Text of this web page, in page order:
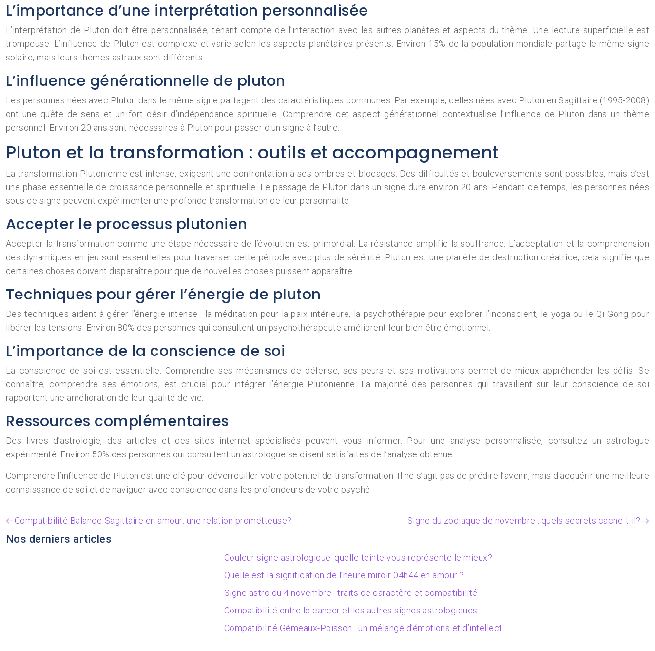
L’importance d’une interprétation personnalisée
L’interprétation de Pluton doit être personnalisée, tenant compte de l’interaction avec les autres planètes et aspects du thème. Une lecture superficielle est
trompeuse. L’influence de Pluton est complexe et varie selon les aspects planétaires présents. Environ 15% de la population mondiale partage le même signe
solaire, mais leurs thèmes astraux sont différents.
L’influence générationnelle de pluton
Les personnes nées avec Pluton dans le même signe partagent des caractéristiques communes. Par exemple, celles nées avec Pluton en Sagittaire (1995-2008)
ont une quête de sens et un fort désir d’indépendance spirituelle. Comprendre cet aspect générationnel contextualise l’influence de Pluton dans un thème
personnel. Environ 20 ans sont nécessaires à Pluton pour passer d’un signe à l’autre.
Pluton et la transformation : outils et accompagnement
La transformation Plutonienne est intense, exigeant une confrontation à ses ombres et blocages. Des difficultés et bouleversements sont possibles, mais c’est
une phase essentielle de croissance personnelle et spirituelle. Le passage de Pluton dans un signe dure environ 20 ans. Pendant ce temps, les personnes nées
sous ce signe peuvent expérimenter une profonde transformation de leur personnalité.
Accepter le processus plutonien
Accepter la transformation comme une étape nécessaire de l’évolution est primordial. La résistance amplifie la souffrance. L’acceptation et la compréhension
des dynamiques en jeu sont essentielles pour traverser cette période avec plus de sérénité. Pluton est une planète de destruction créatrice, cela signifie que
certaines choses doivent disparaître pour que de nouvelles choses puissent apparaître.
Techniques pour gérer l’énergie de pluton
Des techniques aident à gérer l’énergie intense : la méditation pour la paix intérieure, la psychothérapie pour explorer l’inconscient, le yoga ou le Qi Gong pour
libérer les tensions. Environ 80% des personnes qui consultent un psychothérapeute améliorent leur bien-être émotionnel.
L’importance de la conscience de soi
La conscience de soi est essentielle. Comprendre ses mécanismes de défense, ses peurs et ses motivations permet de mieux appréhender les défis. Se
connaître, comprendre ses émotions, est crucial pour intégrer l’énergie Plutonienne. La majorité des personnes qui travaillent sur leur conscience de soi
rapportent une amélioration de leur qualité de vie.
Ressources complémentaires
Des livres d’astrologie, des articles et des sites internet spécialisés peuvent vous informer. Pour une analyse personnalisée, consultez un astrologue
expérimenté. Environ 50% des personnes qui consultent un astrologue se disent satisfaites de l’analyse obtenue.
Comprendre l’influence de Pluton est une clé pour déverrouiller votre potentiel de transformation. Il ne s’agit pas de prédire l’avenir, mais d’acquérir une meilleure
connaissance de soi et de naviguer avec conscience dans les profondeurs de votre psyché.
Compatibilité Balance-Sagittaire en amour: une relation prometteuse? Signe du zodiaque de novembre : quels secrets cache-t-il?
Nos derniers articles
Couleur signe astrologique: quelle teinte vous représente le mieux?
Quelle est la signification de l’heure miroir 04h44 en amour ?
Signe astro du 4 novembre : traits de caractère et compatibilité
Compatibilité entre le cancer et les autres signes astrologiques
Compatibilité Gémeaux-Poisson : un mélange d’émotions et d’intellect